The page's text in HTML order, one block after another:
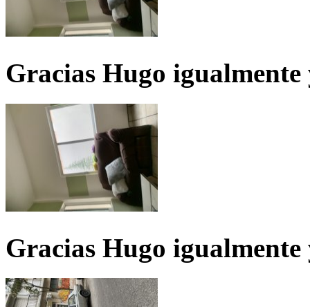
Gracias Hugo igualmente
Gracias Hugo igualmente